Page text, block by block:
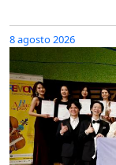
8 agosto 2026